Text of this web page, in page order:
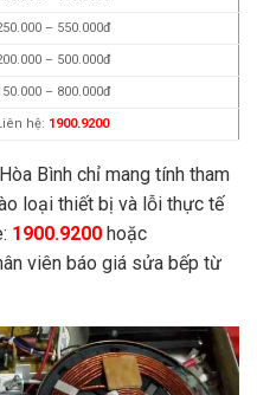
– 550.000đ
– 500.000đ
– 800.000đ
hệ: 1900.9200
Bình chỉ mang tính tham
loại thiết bị và lỗi thực tế
1900.9200 hoặc
viên báo giá sửa bếp từ